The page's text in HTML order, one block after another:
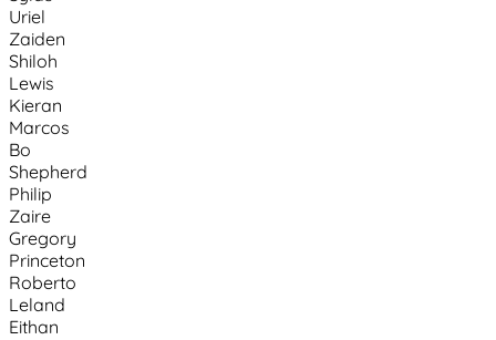
Uriel
Zaiden
Shiloh
Lewis
Kieran
Marcos
Bo
Shepherd
Philip
Zaire
Gregory
Princeton
Roberto
Leland
Eithan